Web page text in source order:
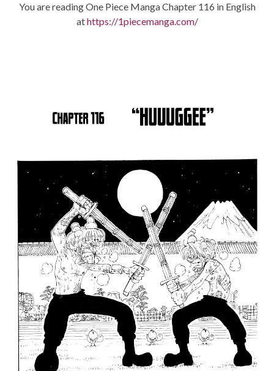
You are reading One Piece Manga Chapter 116 in English
athttps://1piecemanga.com/